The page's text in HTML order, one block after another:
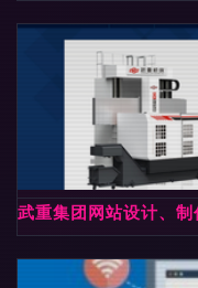
武重集团网站设计、